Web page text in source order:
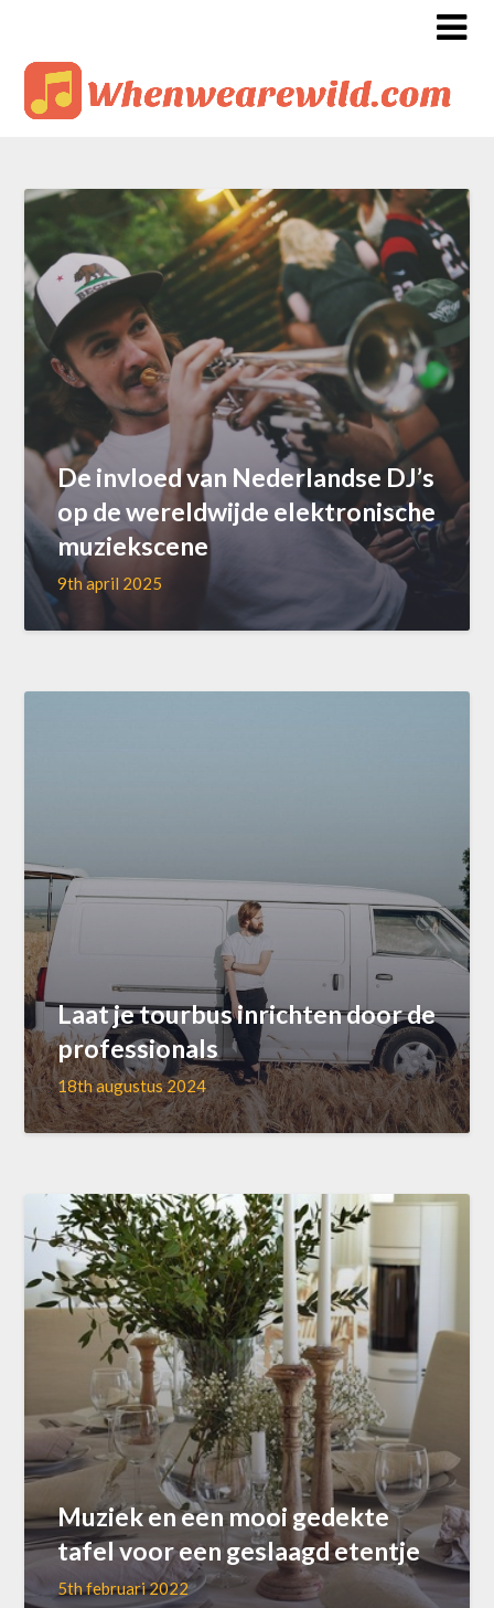
De invloed van Nederlandse DJ’s
op de wereldwijde elektronische
muziekscene
9th april 2025
Laat je tourbus inrichten door de
professionals
18th augustus 2024
Muziek en een mooi gedekte
tafel voor een geslaagd etentje
5th februari 2022